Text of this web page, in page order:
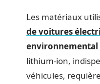
Les matériaux
de voitures
environnemental
lithium-ion,
véhicules,